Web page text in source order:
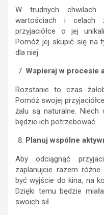
W trudnych chwilach
wartościach i celach
przyjaciółce o jej
Pomóż jej skupić się na
dla niej.
Wspieraj w procesie
Rozstanie to czas
Pomóż swojej
żalu są naturalne.
będzie ich potrzebować.
Planuj wspólne
Aby odciągnąć
zaplanujcie razem
być wyjście do kina, na
Dzięki temu będzie
swoich sił.